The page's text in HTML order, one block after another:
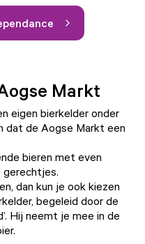
Markt
eigen bierkelder onder
dat de Aogse Markt een
bieren met even
gerechtjes.
dan kun je ook kiezen
begeleid door de
Hij neemt je mee in de